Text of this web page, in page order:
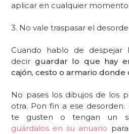
aplicar en cualquier momento
3. No vale traspasar el
Cuando hablo de despejar
decir guardar lo que hay
cajón, cesto o armario donde
No pases los dibujos de los
otra. Pon fin a ese desorden.
te gusten o tengan un
guárdalos en su anuario